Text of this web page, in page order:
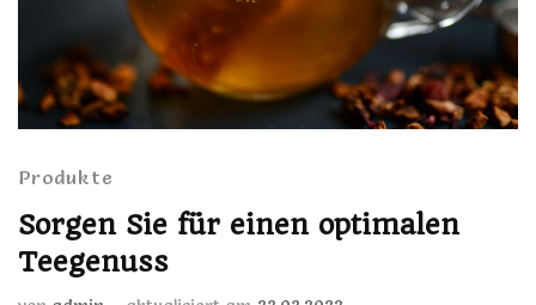
Produkte
Sorgen Sie für einen optimalen
Teegenuss